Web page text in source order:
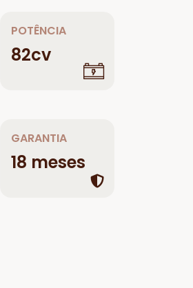
POTÊNCIA
82cv
GARANTIA
18 meses